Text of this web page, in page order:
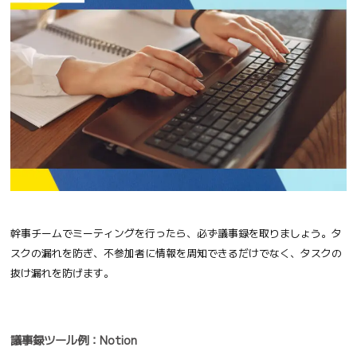
幹事チームでミーティングを行ったら、必ず議事録を取りましょう。タ
スクの漏れを防ぎ、不参加者に情報を周知できるだけでなく、タスクの
抜け漏れを防げます。
議事録ツール例：Notion